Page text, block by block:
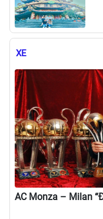
XE
AC Monza – Milan